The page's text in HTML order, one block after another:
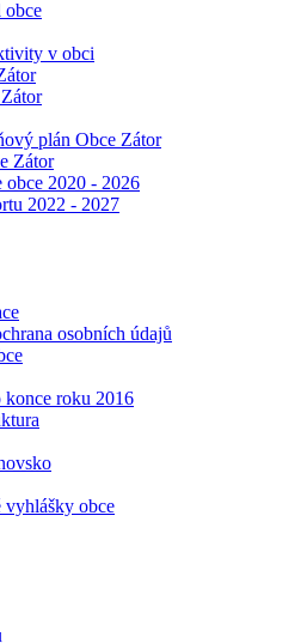
obce
v obci
plán Obce Zátor
Zátor
obce 2020 - 2026
2022 - 2027
osobních údajů
roku 2016
vyhlášky obce